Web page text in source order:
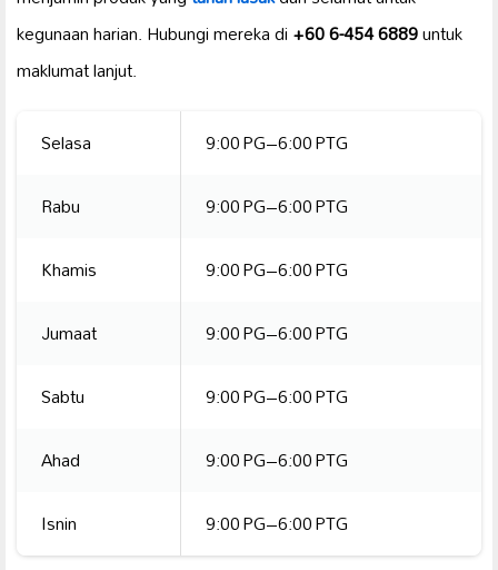
kegunaan harian. Hubungi mereka di+60 6-454 6889untuk
maklumat lanjut.
Selasa
9:00 PG–6:00 PTG
Rabu
9:00 PG–6:00 PTG
Khamis
9:00 PG–6:00 PTG
Jumaat
9:00 PG–6:00 PTG
Sabtu
9:00 PG–6:00 PTG
Ahad
9:00 PG–6:00 PTG
Isnin
9:00 PG–6:00 PTG